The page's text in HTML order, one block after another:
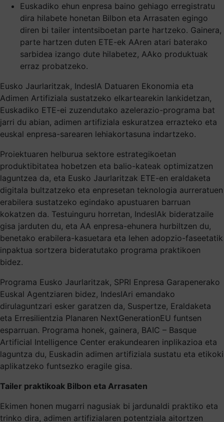
Euskadiko ehun enpresa baino gehiago erregistratu
dira hilabete honetan Bilbon eta Arrasaten egingo
diren bi tailer intentsiboetan parte hartzeko. Gainera,
parte hartzen duten ETE-ek AAren atari baterako
sarbidea izango dute hilabetez, AAko produktuak
erraz probatzeko.
Eusko Jaurlaritzak, IndesIA Datuaren Ekonomia eta
Adimen Artifiziala sustatzeko elkartearekin lankidetzan,
Euskadiko ETE-ei zuzendutako azelerazio-programa bat
jarri du abian, adimen artifiziala eskuratzea errazteko eta
euskal enpresa-sarearen lehiakortasuna indartzeko.
Proiektuaren helburua sektore estrategikoetan
produktibitatea hobetzen eta balio-kateak optimizatzen
laguntzea da, eta Eusko Jaurlaritzak ETE-en eraldaketa
digitala bultzatzeko eta enpresetan teknologia aurreratuen
erabilera sustatzeko egindako apustuaren barruan
kokatzen da. Testuinguru horretan, IndesIAk bideratzaile
gisa jarduten du, eta AA enpresa-ehunera hurbiltzen du,
benetako erabilera-kasuetara eta lehen adopzio-faseetatik
inpaktua sortzera bideratutako programa praktikoen
bidez.
Programa Eusko Jaurlaritzak, SPRI Enpresa Garapenerako
Euskal Agentziaren bidez, IndesIAri emandako
dirulaguntzari esker garatzen da, Suspertze, Eraldaketa
eta Erresilientzia Planaren NextGenerationEU funtsen
esparruan. Programa honek, gainera, BAIC – Basque
Artificial Intelligence Center erakundearen inplikazioa eta
laguntza du, Euskadin adimen artifiziala sustatu eta etikoki
aplikatzeko funtsezko eragile gisa.
Tailer praktikoak Bilbon eta Arrasaten
Ekimen honen mugarri nagusiak bi jardunaldi praktiko eta
trinko dira, adimen artifizialaren potentziala aitortzen